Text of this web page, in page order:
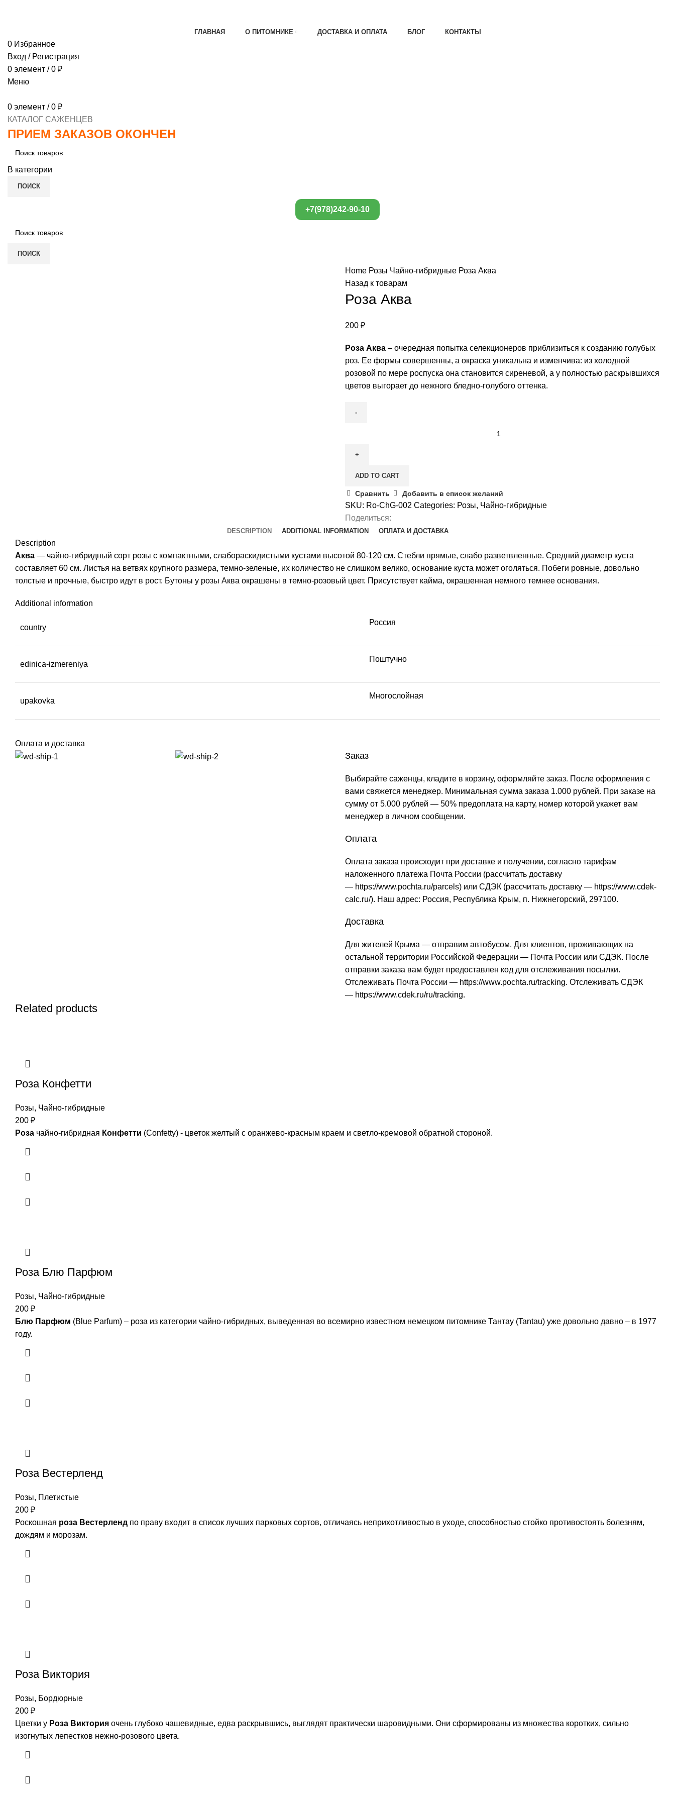
ГЛАВНАЯ О ПИТОМНИКЕ ДОСТАВКА И ОПЛАТА БЛОГ КОНТАКТЫ
0 Избранное
Вход / Регистрация
0 элемент / 0 ₽
Меню
0 элемент / 0 ₽
КАТАЛОГ САЖЕНЦЕВ
ПРИЕМ ЗАКАЗОВ ОКОНЧЕН
В категории
ПОИСК
+7(978)242-90-10
ПОИСК
Home Розы Чайно-гибридные Роза Aква
Назад к товарам
Роза Aква
200 ₽
Роза Аква – очередная попытка селекционеров приблизиться к созданию голубых
роз. Ее формы совершенны, а окраска уникальна и изменчива: из холодной
розовой по мере роспуска она становится сиреневой, а у полностью раскрывшихся
цветов выгорает до нежного бледно-голубого оттенка.
quantity
ADD TO CART
Сравнить Добавить в список желаний
SKU: Ro-ChG-002 Categories: Розы, Чайно-гибридные
Поделиться:
DESCRIPTION ADDITIONAL INFORMATION ОПЛАТА И ДОСТАВКА
Description
Аква — чайно-гибридный сорт розы с компактными, слабораскидистыми кустами высотой 80-120 см. Стебли прямые, слабо разветвленные. Средний диаметр куста
составляет 60 см. Листья на ветвях крупного размера, темно-зеленые, их количество не слишком велико, основание куста может оголяться. Побеги ровные, довольно
толстые и прочные, быстро идут в рост. Бутоны у розы Аква окрашены в темно-розовый цвет. Присутствует кайма, окрашенная немного темнее основания.
Additional information
country
Россия
edinica-izmereniya
Поштучно
upakovka
Многослойная
Оплата и доставка
Заказ
Выбирайте саженцы, кладите в корзину, оформляйте заказ. После оформления с
вами свяжется менеджер. Минимальная сумма заказа 1.000 рублей. При заказе на
сумму от 5.000 рублей — 50% предоплата на карту, номер которой укажет вам
менеджер в личном сообщении.
Оплата
Оплата заказа происходит при доставке и получении, согласно тарифам
наложенного платежа Почта России (рассчитать доставку
— https://www.pochta.ru/parcels) или СДЭК (рассчитать доставку — https://www.cdek-
calc.ru/). Наш адрес: Россия, Республика Крым, п. Нижнегорский, 297100.
Доставка
Для жителей Крыма — отправим автобусом. Для клиентов, проживающих на
остальной территории Российской Федерации — Почта России или СДЭК. После
отправки заказа вам будет предоставлен код для отслеживания посылки.
Отслеживать Почта России — https://www.pochta.ru/tracking. Отслеживать СДЭК
— https://www.cdek.ru/ru/tracking.
Related products
Роза Конфетти
Розы, Чайно-гибридные
200 ₽
Роза чайно-гибридная Конфетти (Confetty) - цветок желтый с оранжево-красным краем и светло-кремовой обратной стороной.
Роза Блю Парфюм
Розы, Чайно-гибридные
200 ₽
Блю Парфюм (Blue Parfum) – роза из категории чайно-гибридных, выведенная во всемирно известном немецком питомнике Тантау (Tantau) уже довольно давно – в 1977
году.
Роза Вестерленд
Розы, Плетистые
200 ₽
Роскошная роза Вестерленд по праву входит в список лучших парковых сортов, отличаясь неприхотливостью в уходе, способностью стойко противостоять болезням,
дождям и морозам.
Роза Виктория
Розы, Бордюрные
200 ₽
Цветки у Роза Виктория очень глубоко чашевидные, едва раскрывшись, выглядят практически шаровидными. Они сформированы из множества коротких, сильно
изогнутых лепестков нежно-розового цвета.